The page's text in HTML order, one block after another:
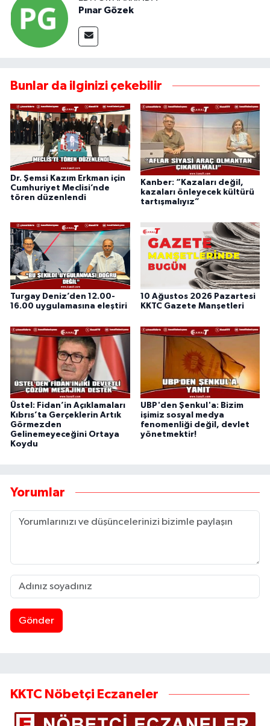
Pınar Gözek
Bunlar da ilginizi çekebilir
Dr. Şemsi Kazım Erkman için
Cumhuriyet Meclisi’nde
tören düzenlendi
Kanber: “Kazaları değil,
kazaları önleyecek kültürü
tartışmalıyız”
Turgay Deniz’den 12.00-
16.00 uygulamasına eleştiri
10 Ağustos 2026 Pazartesi
KKTC Gazete Manşetleri
Üstel: Fidan’in Açıklamaları
Kıbrıs’ta Gerçeklerin Artık
Görmezden
Gelinemeyeceğini Ortaya
Koydu
UBP'den Şenkul'a: Bizim
işimiz sosyal medya
fenomenliği değil, devlet
yönetmektir!
Yorumlar
Gönder
KKTC Nöbetçi Eczaneler